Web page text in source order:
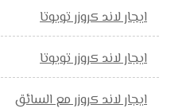
ايجار لاند كروزر تويوتا
ايجار لاند كروزر تويوتا
ايجار لاند كروزر مع السائق